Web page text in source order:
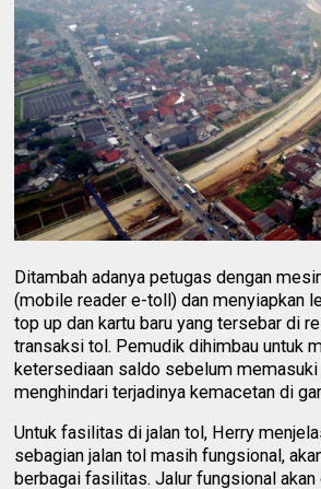
Ditambah adanya petugas dengan
(mobile reader e-toll) dan menyiapkan
top up dan kartu baru yang tersebar di
transaksi tol. Pemudik dihimbau untuk
ketersediaan saldo sebelum memasuki
menghindari terjadinya kemacetan di
Untuk fasilitas di jalan tol, Herry
sebagian jalan tol masih fungsional,
berbagai fasilitas. Jalur fungsional akan